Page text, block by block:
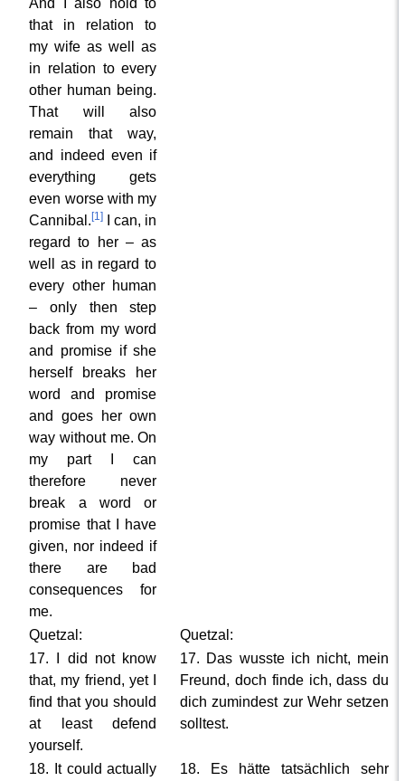
And I also hold to
that in relation to
my wife as well as
in relation to every
other human being.
That will also
remain that way,
and indeed even if
everything gets
even worse with my
Cannibal.[1]
I can, in
regard to her – as
well as in regard to
every other human
– only then step
back from my word
and promise if she
herself breaks her
word and promise
and goes her own
way without me. On
my part I can
therefore never
break a word or
promise that I have
given, nor indeed if
there are bad
consequences for
me.
Quetzal:
Quetzal:
17. I did not know
that, my friend, yet I
find that you should
at least defend
yourself.
17. Das wusste ich nicht, mein
Freund, doch finde ich, dass du
dich zumindest zur Wehr setzen
solltest.
18. It could actually
18. Es hätte tatsächlich sehr